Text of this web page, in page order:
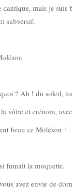
mais je
subversif.
? Ah ! du soleil,
vôtre et crénom,
beau ce Moléson !
fumait la moquette.
avez envie de